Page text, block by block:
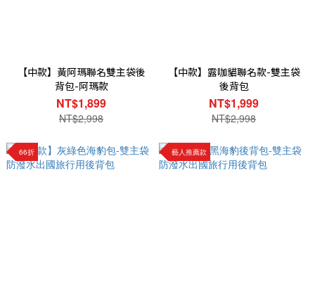
【中款】黃阿瑪聯名雙主袋後
背包-阿瑪款
NT$1,899
NT$2,998
【中款】露咖貓聯名款-雙主袋
後背包
NT$1,999
NT$2,998
66折 藝人推薦款